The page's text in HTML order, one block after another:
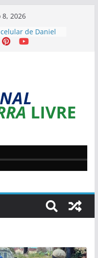
8, 2026
de Daniel
especulações
e apreende
de São
Teresina
retomam diálogo
de Alexandre